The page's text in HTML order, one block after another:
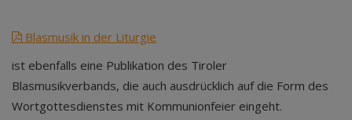
Blasmusik in der Liturgie
ist ebenfalls eine Publikation des Tiroler
Blasmusikverbands, die auch ausdrücklich auf die Form des
Wortgottesdienstes mit Kommunionfeier eingeht.